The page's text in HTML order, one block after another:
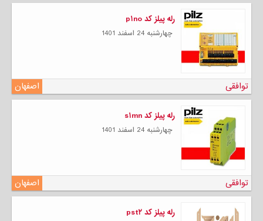
رله پیلز کد p۱no
چهارشنبه 24 اسفند 1401
اصفهان توافقی
رله پیلز کد s۱mn
چهارشنبه 24 اسفند 1401
اصفهان توافقی
رله پیلز کد pst۲